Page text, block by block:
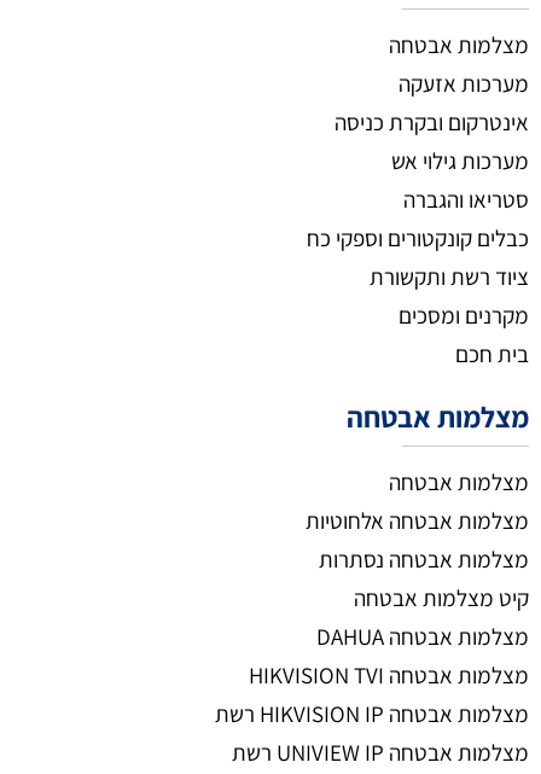
מצלמות אבטחה
מערכות אזעקה
אינטרקום ובקרת כניסה
מערכות גילוי אש
סטריאו והגברה
כבלים קונקטורים וספקי כח
ציוד רשת ותקשורת
מקרנים ומסכים
בית חכם
מצלמות אבטחה
מצלמות אבטחה
מצלמות אבטחה אלחוטיות
מצלמות אבטחה נסתרות
קיט מצלמות אבטחה
מצלמות אבטחה DAHUA
מצלמות אבטחה HIKVISION TVI
מצלמות אבטחה HIKVISION IP רשת
מצלמות אבטחה UNIVIEW IP רשת